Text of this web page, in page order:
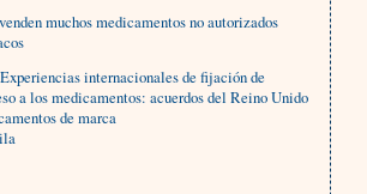
muchos medicamentos no autorizados
internacionales de fijación de
a los medicamentos: acuerdos del Reino Unido
de marca